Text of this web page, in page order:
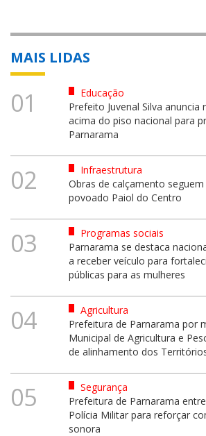
MAIS LIDAS
01
Educação
Prefeito Juvenal Silva anuncia
acima do piso nacional para
Parnarama
02
Infraestrutura
Obras de calçamento
povoado Paiol do Centro
03
Programas sociais
Parnarama se destaca
a receber veículo para
públicas para as mulheres
04
Agricultura
Prefeitura de Parnarama por
Municipal de Agricultura e
de alinhamento dos
05
Segurança
Prefeitura de Parnarama
Polícia Militar para reforçar
sonora